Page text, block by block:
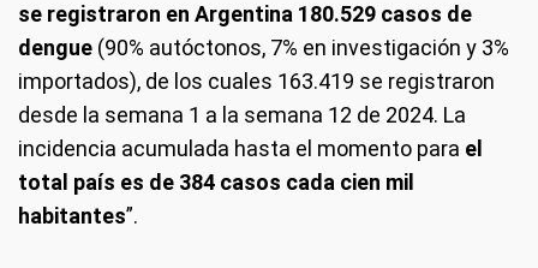
se registraron en Argentina 180.529 casos de
dengue (90% autóctonos, 7% en investigación y 3%
importados), de los cuales 163.419 se registraron
desde la semana 1 a la semana 12 de 2024. La
incidencia acumulada hasta el momento para el
total país es de 384 casos cada cien mil
habitantes”.